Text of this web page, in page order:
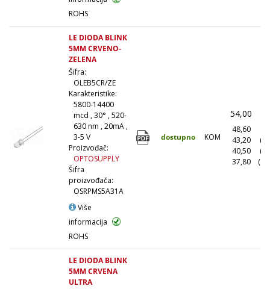
ROHS
LE DIODA BLINK
5MM CRVENO-
ZELENA
Šifra:
OLEB5CR/ZE
Karakteristike:
5800-14400
mcd , 30° , 520-
630 nm , 20mA ,
3-5 V
Proizvođač:
OPTOSUPPLY
Šifra
proizvođača:
OSRPMS5A31A
Više
informacija
ROHS
dostupno KOM
54,00
48,60
43,20
40,50
37,80
LE DIODA BLINK
5MM CRVENA
ULTRA